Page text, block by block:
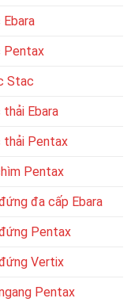
Pentax
Stac
Ebara
thải Pentax
Pentax
đa cấp Ebara
Pentax
Vertix
Pentax